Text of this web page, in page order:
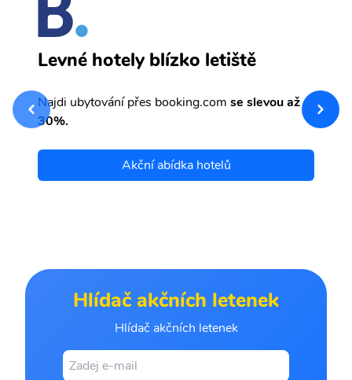
Levné hotely blízko letiště
Najdi ubytování přes booking.com se slevou až
30%.
Akční abídka hotelů
Hlídač akčních letenek
Hlídač akčních letenek